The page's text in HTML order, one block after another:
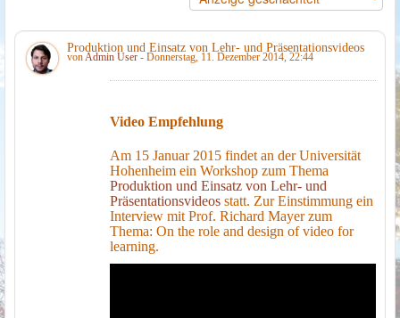
n
Produktion und Einsatz von Lehr- und Präsentationsvideos
vonAdmin User - Donnerstag, 11. Dezember 2014, 22:44
Video Empfehlung
Am 15 Januar 2015 findet an der Universität
Hohenheim ein Workshop zum Thema
Produktion und Einsatz von Lehr- und
Präsentationsvideos statt. Zur Einstimmung ein
Interview mit Prof. Richard Mayer zum
Thema: On the role and design of video for
learning.